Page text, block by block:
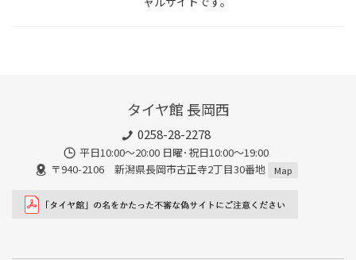
タイヤ館 長岡西
0258-28-2278
平日10:00～20:00 日曜･祝日10:00～19:00
〒940-2106 新潟県長岡市古正寺2丁目30番地
Map